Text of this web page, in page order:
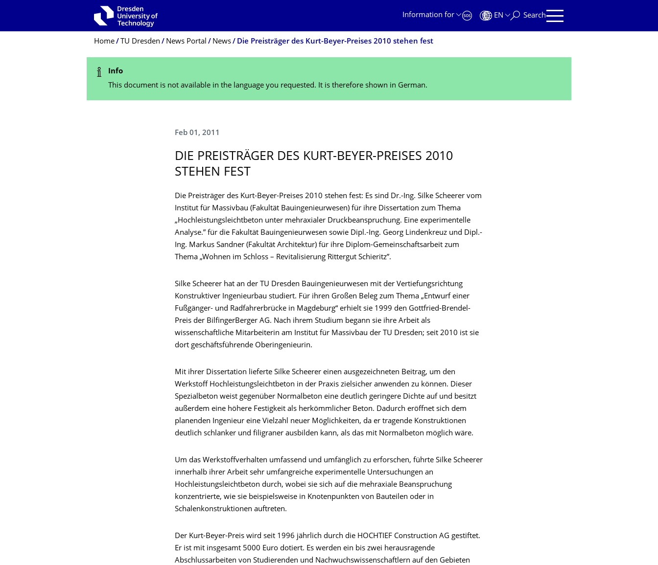
Information for
EN Search
Breadcrumb Menu
Home TU Dresden News Portal News Die Preisträger des Kurt-Beyer-Preises 2010 stehen fest
Status Message
Info
This document is not available in the language you requested. It is therefore shown in German.
Feb 01, 2011
DIE PREISTRÄGER DES KURT-BEYER-PREISES 2010
STEHEN FEST
Die Preisträger des Kurt-Beyer-Preises 2010 stehen fest: Es sind Dr.-Ing. Silke Scheerer vom
Institut für Massivbau (Fakultät Bauingenieurwesen) für ihre Dissertation zum Thema
„Hochleistungsleichtbeton unter mehraxialer Druckbeanspruchung. Eine experimentelle
Analyse.” für die Fakultät Bauingenieurwesen sowie Dipl.-Ing. Georg Lindenkreuz und Dipl.-
Ing. Markus Sandner (Fakultät Architektur) für ihre Diplom-Gemeinschaftsarbeit zum
Thema „Wohnen im Schloss – Revitalisierung Rittergut Schieritz”.
Silke Scheerer hat an der TU Dresden Bauingenieurwesen mit der Vertiefungsrichtung
Konstruktiver Ingenieurbau studiert. Für ihren Großen Beleg zum Thema „Entwurf einer
Fußgänger- und Radfahrerbrücke in Magdeburg“ erhielt sie 1999 den Gottfried-Brendel-
Preis der BilfingerBerger AG. Nach ihrem Studium begann sie ihre Arbeit als
wissenschaftliche Mitarbeiterin am Institut für Massivbau der TU Dresden; seit 2010 ist sie
dort geschäftsführende Oberingenieurin.
Mit ihrer Dissertation lieferte Silke Scheerer einen ausgezeichneten Beitrag, um den
Werkstoff Hochleistungsleichtbeton in der Praxis zielsicher anwenden zu können. Dieser
Spezialbeton weist gegenüber Normalbeton eine deutlich geringere Dichte auf und besitzt
außerdem eine höhere Festigkeit als herkömmlicher Beton. Dadurch eröffnet sich dem
planenden Ingenieur eine Vielzahl neuer Möglichkeiten, da er tragende Konstruktionen
deutlich schlanker und filigraner ausbilden kann, als das mit Normalbeton möglich wäre.
Um das Werkstoffverhalten umfassend und umfänglich zu erforschen, führte Silke Scheerer
innerhalb ihrer Arbeit sehr umfangreiche experimentelle Untersuchungen an
Hochleistungsleichtbeton durch, wobei sie sich auf die mehraxiale Beanspruchung
konzentrierte, wie sie beispielsweise in Knotenpunkten von Bauteilen oder in
Schalenkonstruktionen auftreten.
Der Kurt-Beyer-Preis wird seit 1996 jährlich durch die HOCHTIEF Construction AG gestiftet.
Er ist mit insgesamt 5000 Euro dotiert. Es werden ein bis zwei herausragende
Abschlussarbeiten von Studierenden und Nachwuchswissenschaftlern auf den Gebieten